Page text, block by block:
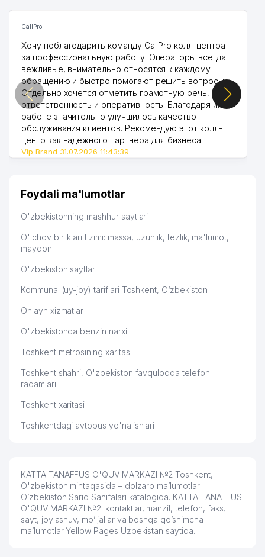
CallPro
Хочу поблагодарить команду CallPro колл-центра
за профессиональную работу. Операторы всегда
вежливые, внимательно относятся к каждому
обращению и быстро помогают решить вопросы.
Отдельно хочется отметить грамотную речь,
ответственность и оперативность. Благодаря их
работе значительно улучшилось качество
обслуживания клиентов. Рекомендую этот колл-
центр как надежного партнера для бизнеса.
Vip Brand 31.07.2026 11:43:39
Foydali ma'lumotlar
O'zbekistonning mashhur saytlari
O'lchov birliklari tizimi: massa, uzunlik, tezlik, ma'lumot,
maydon
O'zbekiston saytlari
Kommunal (uy-joy) tariflari Toshkent, O‘zbekiston
Onlayn xizmatlar
O'zbekistonda benzin narxi
Toshkent metrosining xaritasi
Toshkent shahri, O'zbekiston favqulodda telefon
raqamlari
Toshkent xaritasi
Toshkentdagi avtobus yo'nalishlari
KATTA TANAFFUS O'QUV MARKAZI №2 Toshkent,
O'zbekiston mintaqasida – dolzarb ma’lumotlar
O’zbekiston Sariq Sahifalari katalogida. KATTA TANAFFUS
O'QUV MARKAZI №2: kontaktlar, manzil, telefon, faks,
sayt, joylashuv, mo’ljallar va boshqa qo’shimcha
ma’lumotlar Yellow Pages Uzbekistan saytida.